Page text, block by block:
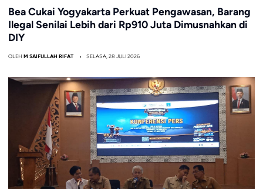
Bea Cukai Yogyakarta Perkuat Pengawasan, Barang
Ilegal Senilai Lebih dari Rp910 Juta Dimusnahkan di
DIY
OLEH M SAIFULLAH RIFAT SELASA, 28 JULI 2026